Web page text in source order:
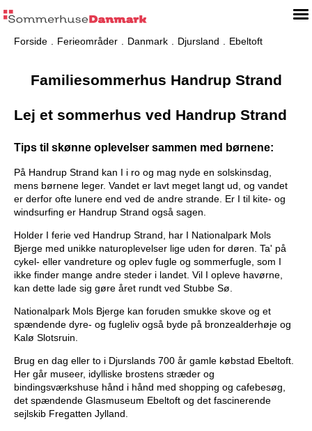
Forside Ferieområder Danmark Djursland Ebeltoft
Familiesommerhus Handrup Strand
Lej et sommerhus ved Handrup Strand
Tips til skønne oplevelser sammen med børnene:
På Handrup Strand kan I i ro og mag nyde en solskinsdag,
mens børnene leger. Vandet er lavt meget langt ud, og vandet
er derfor ofte lunere end ved de andre strande. Er I til kite- og
windsurfing er Handrup Strand også sagen.
Holder I ferie ved Handrup Strand, har I Nationalpark Mols
Bjerge med unikke naturoplevelser lige uden for døren. Ta' på
cykel- eller vandreture og oplev fugle og sommerfugle, som I
ikke finder mange andre steder i landet. Vil I opleve havørne,
kan dette lade sig gøre året rundt ved Stubbe Sø.
Nationalpark Mols Bjerge kan foruden smukke skove og et
spændende dyre- og fugleliv også byde på bronzealderhøje og
Kalø Slotsruin.
Brug en dag eller to i Djurslands 700 år gamle købstad Ebeltoft.
Her går museer, idylliske brostens stræder og
bindingsværkshuse hånd i hånd med shopping og cafebesøg,
det spændende Glasmuseum Ebeltoft og det fascinerende
sejlskib Fregatten Jylland.